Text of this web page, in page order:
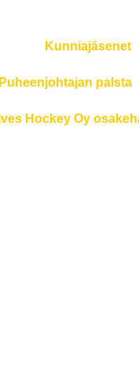
Kunniajäsenet
Puheenjohtajan palsta
Ilves Hockey Oy